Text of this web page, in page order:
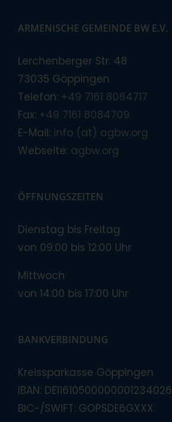
ARMENISCHE GEMEINDE BW E.V.
Lerchenberger Str. 48
73035 Göppingen
Telefon: +49 7161 8084717
Fax: +49 7161 8084709
E-Mail: info (at) agbw.org
Webseite: agbw.org
ÖFFNUNGSZEITEN
Dienstag bis Freitag
von 09:00 bis 12:00 Uhr
Mittwoch
von 14:00 bis 17:00 Uhr
BANKVERBINDUNG
Kreissparkasse Göppingen
IBAN: DE11610500000001234026
BIC-/SWIFT: GOPSDE6GXXX